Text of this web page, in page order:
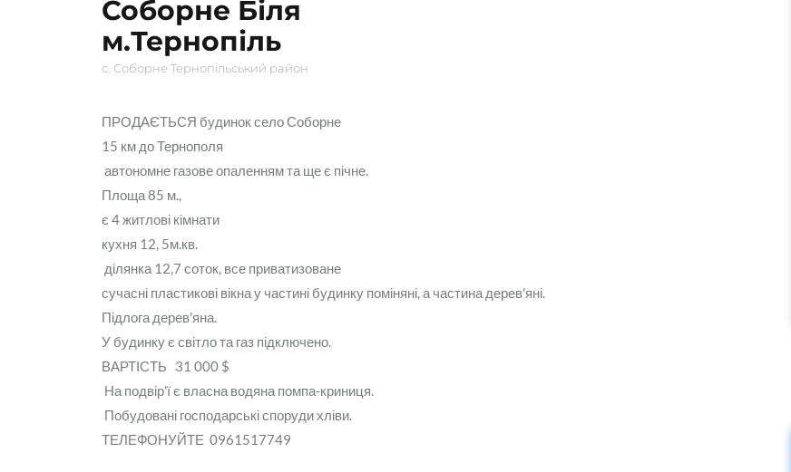
Соборне Біля
м.Тернопіль
с. Соборне Тернопільський район
ПРОДАЄТЬСЯ будинок село Соборне
15 км до Тернополя
автономне газове опаленням та ще є пічне.
Площа 85 м.,
є 4 житлові кімнати
кухня 12, 5м.кв.
ділянка 12,7 соток, все приватизоване
сучасні пластикові вікна у частині будинку поміняні, а частина дерев'яні.
Підлога дерев'яна.
У будинку є світло та газ підключено.
ВАРТІСТЬ 31 000 $
На подвір'ї є власна водяна помпа-криниця.
Побудовані господарські споруди хліви.
ТЕЛЕФОНУЙТЕ 0961517749